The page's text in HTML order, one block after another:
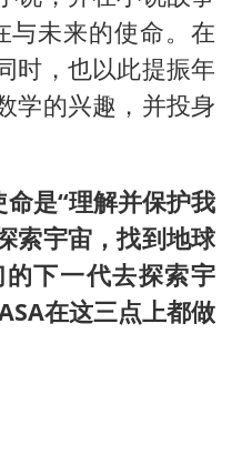
与未来的使命。在
时，也以此提振年
学的兴趣，并投身
是“理解并保护我
索宇宙，找到地球
下一代去探索宇
在这三点上都做